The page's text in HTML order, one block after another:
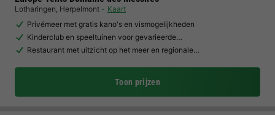
Lotharingen, Herpelmont
Kaart
Privémeer met gratis kano's en vismogelijkheden
Kinderclub en speeltuinen voor gevarieerde…
Restaurant met uitzicht op het meer en regionale…
Toon prijzen